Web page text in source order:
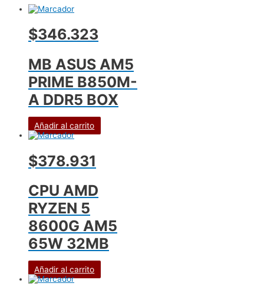
$346.323
MB ASUS AM5
PRIME B850M-
A DDR5 BOX
Añadir al carrito
$378.931
CPU AMD
RYZEN 5
8600G AM5
65W 32MB
Añadir al carrito